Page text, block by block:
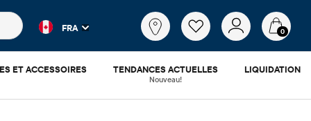
populaires et les résultats de produits au fur et à
FRA 0
ET ACCESSOIRES TENDANCES ACTUELLES
Nouveau!
LIQUIDATION